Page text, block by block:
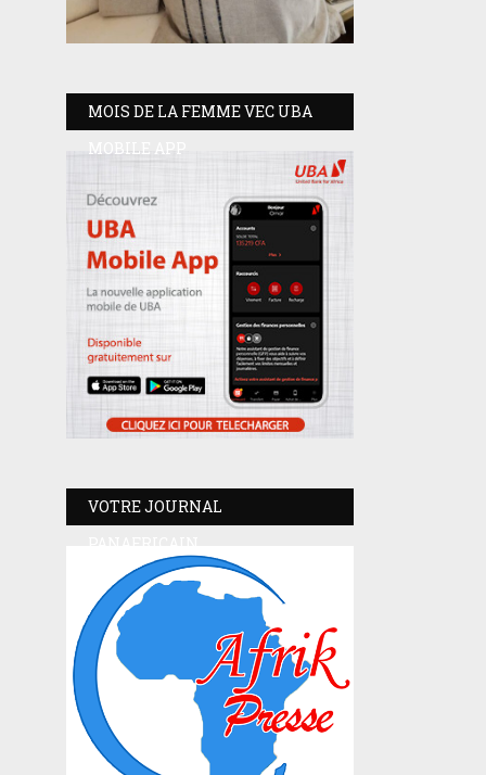
MOIS DE LA FEMME VEC UBA
MOBILE APP
VOTRE JOURNAL